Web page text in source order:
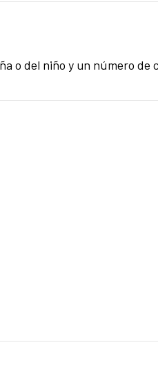
o del niño y un número de